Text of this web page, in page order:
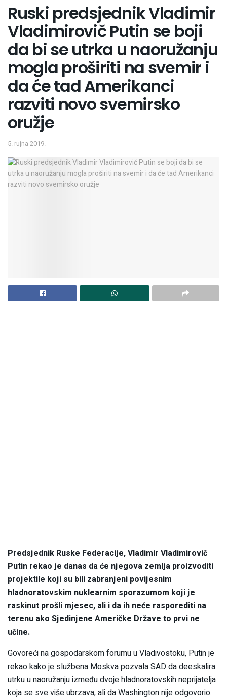
Ruski predsjednik Vladimir
Vladimirovič Putin se boji
da bi se utrka u naoružanju
mogla proširiti na svemir i
da će tad Amerikanci
razviti novo svemirsko
oružje
5. rujna 2019.
Predsjednik Ruske Federacije, Vladimir Vladimirovič
Putin rekao je danas da će njegova zemlja proizvoditi
projektile koji su bili zabranjeni povijesnim
hladnoratovskim nuklearnim sporazumom koji je
raskinut prošli mjesec, ali i da ih neće rasporediti na
terenu ako Sjedinjene Američke Države to prvi ne
učine.
Govoreći na gospodarskom forumu u Vladivostoku, Putin je
rekao kako je službena Moskva pozvala SAD da deeskalira
utrku u naoružanju između dvoje hladnoratovskih neprijatelja
koja se sve više ubrzava, ali da Washington nije odgovorio.